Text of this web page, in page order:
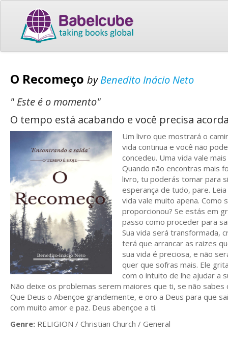
O Recomeço byBenedito Inácio Neto
" Este é o momento"
O tempo está acabando e você precisa
Um livro que mostrará o
vida continua e você não
concedeu. Uma vida vale
Quando não encontras mais
livro, tu poderás tomar para
esperança de tudo, pare.
vida vale muito apena.
proporcionou? Se estás em
passo como proceder para
Sua vida será transformada,
terá que arrancar as raizes
sua vida é preciosa, e não
quer que sofras mais. Ele
com o intuito de lhe ajudar a
Não deixe os problemas serem maiores que ti, se não
Que Deus o Abençoe grandemente, e oro a Deus para que
com muito amor e paz. Deus abençoe a ti.
Genre: RELIGION / Christian Church / General